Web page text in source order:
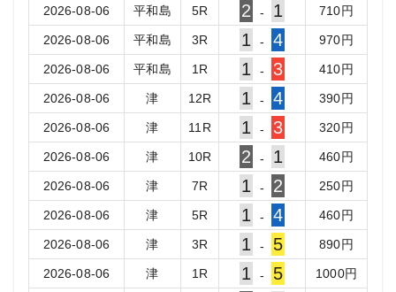
2026-08-06 平和島 5R 2 - 1 710円
2026-08-06 平和島 3R 1 - 4 970円
2026-08-06 平和島 1 R 1 - 3 410円
2026-08-06 津 12R 1 - 4 390円
2026-08-06 津 11 R 1 - 3 320円
2026-08-06 津 10R 2 - 1 460円
2026-08-06 津 7R 1 - 2 250円
2026-08-06 津 5R 1 - 4 460円
2026-08-06 津 3R 1 - 5 890円
2026-08-06 津 1 R 1 - 5 1000円